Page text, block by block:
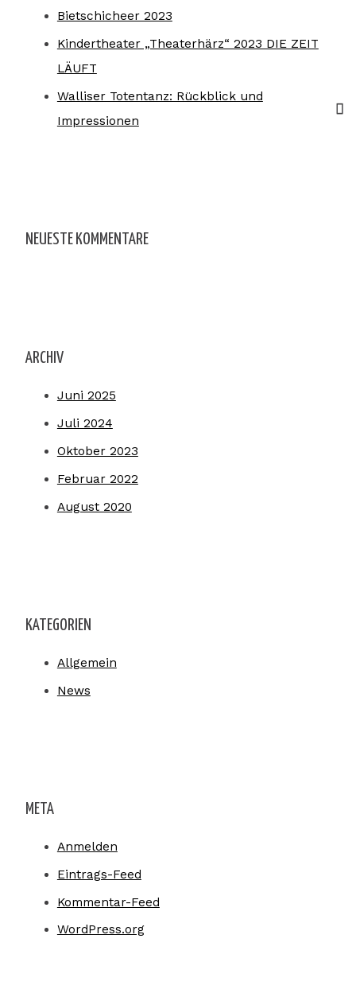
Bietschicheer 2023
Kindertheater „Theaterhärz“ 2023 DIE ZEIT
LÄUFT
Walliser Totentanz: Rückblick und
Impressionen
NEUESTE KOMMENTARE
ARCHIV
Juni 2025
Juli 2024
Oktober 2023
Februar 2022
August 2020
KATEGORIEN
Allgemein
News
META
Anmelden
Eintrags-Feed
Kommentar-Feed
WordPress.org